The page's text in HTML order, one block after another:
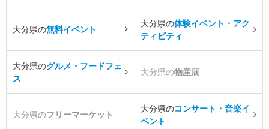
大分県の無料イベント
大分県の体験イベント・アク
ティビティ
大分県のグルメ・フードフェ
ス
大分県の物産展
大分県のフリーマーケット
大分県のコンサート・音楽イ
ベント